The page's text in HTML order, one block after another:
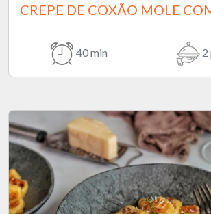
CREPE DE COXÃO MOLE
40 min 2